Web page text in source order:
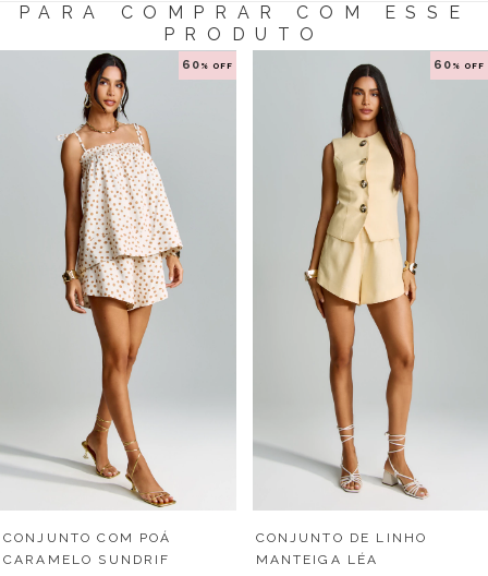
PARA COMPRAR COM ESSE
PRODUTO
60 % OFF
CONJUNTO COM POÁ
CARAMELO SUNDRIF
60 % OFF
CONJUNTO DE LINHO
MANTEIGA LÉA